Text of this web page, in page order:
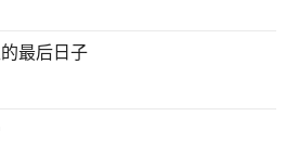
最后日子